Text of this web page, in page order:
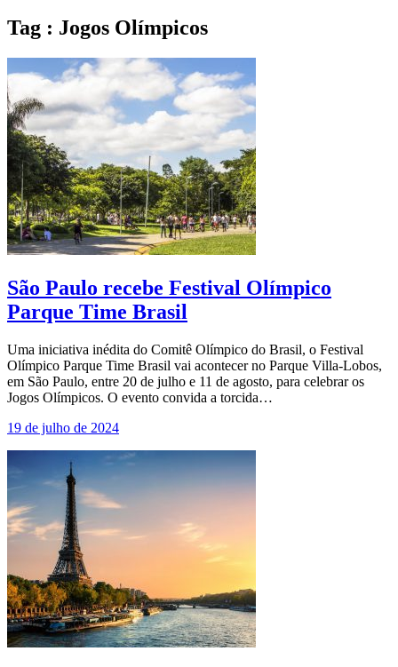
Tag : Jogos Olímpicos
São Paulo recebe Festival Olímpico
Parque Time Brasil
Uma iniciativa inédita do Comitê Olímpico do Brasil, o Festival
Olímpico Parque Time Brasil vai acontecer no Parque Villa-Lobos,
em São Paulo, entre 20 de julho e 11 de agosto, para celebrar os
Jogos Olímpicos. O evento convida a torcida…
19 de julho de 2024